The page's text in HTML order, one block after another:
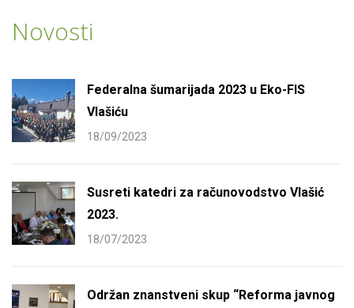
Novosti
Federalna šumarijada 2023 u Eko-FIS
Vlašiću
18/09/2023
Susreti katedri za računovodstvo Vlašić
2023.
18/07/2023
Održan znanstveni skup “Reforma javnog